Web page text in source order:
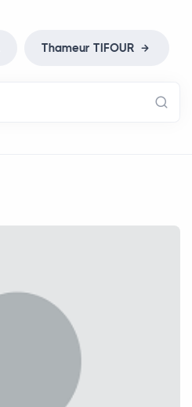
Thameur TIFOUR